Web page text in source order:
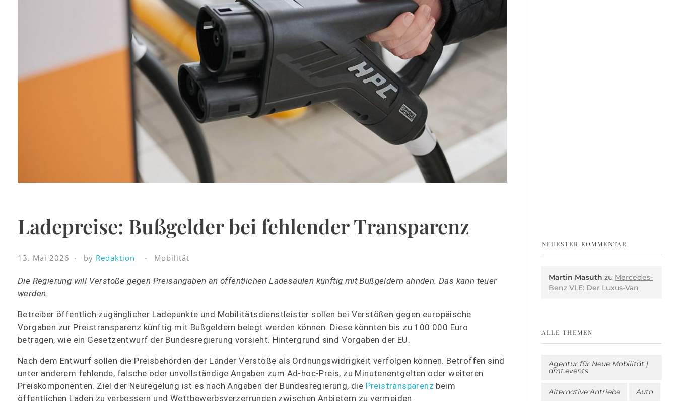
Ladepreise: Bußgelder bei fehlender Transparenz
13. Mai 2026 by Redaktion Mobilität
Die Regierung will Verstöße gegen Preisangaben an öffentlichen Ladesäulen künftig mit Bußgeldern ahnden. Das kann teuer
werden.
Betreiber öffentlich zugänglicher Ladepunkte und Mobilitätsdienstleister sollen bei Verstößen gegen europäische
Vorgaben zur Preistransparenz künftig mit Bußgeldern belegt werden können. Diese könnten bis zu 100.000 Euro
betragen, wie ein Gesetzentwurf der Bundesregierung vorsieht. Hintergrund sind Vorgaben der EU.
Nach dem Entwurf sollen die Preisbehörden der Länder Verstöße als Ordnungswidrigkeit verfolgen können. Betroffen sind
unter anderem fehlende, falsche oder unvollständige Angaben zum Ad-hoc-Preis, zu Minutenentgelten oder weiteren
Preiskomponenten. Ziel der Neuregelung ist es nach Angaben der Bundesregierung, die Preistransparenz beim
öffentlichen Laden zu verbessern und Wettbewerbsverzerrungen zwischen Anbietern zu vermeiden.
NEUESTER KOMMENTAR
Martin Masuth zu Mercedes-
Benz VLE: Der Luxus-Van
ALLE THEMEN
Agentur für Neue Mobilität |
dmt.events
Alternative Antriebe Auto